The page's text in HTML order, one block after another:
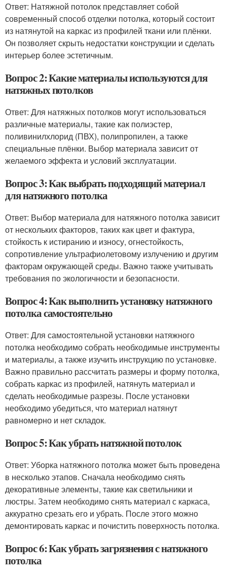
Ответ: Натяжной потолок представляет собой
современный способ отделки потолка, который состоит
из натянутой на каркас из профилей ткани или плёнки.
Он позволяет скрыть недостатки конструкции и сделать
интерьер более эстетичным.
Вопрос 2: Какие материалы используются для
натяжных потолков
Ответ: Для натяжных потолков могут использоваться
различные материалы, такие как полиэстер,
поливинилхлорид (ПВХ), полипропилен, а также
специальные плёнки. Выбор материала зависит от
желаемого эффекта и условий эксплуатации.
Вопрос 3: Как выбрать подходящий материал
для натяжного потолка
Ответ: Выбор материала для натяжного потолка зависит
от нескольких факторов, таких как цвет и фактура,
стойкость к истиранию и износу, огнестойкость,
сопротивление ультрафиолетовому излучению и другим
факторам окружающей среды. Важно также учитывать
требования по экологичности и безопасности.
Вопрос 4: Как выполнить установку натяжного
потолка самостоятельно
Ответ: Для самостоятельной установки натяжного
потолка необходимо собрать необходимые инструменты
и материалы, а также изучить инструкцию по установке.
Важно правильно рассчитать размеры и форму потолка,
собрать каркас из профилей, натянуть материал и
сделать необходимые разрезы. После установки
необходимо убедиться, что материал натянут
равномерно и нет складок.
Вопрос 5: Как убрать натяжной потолок
Ответ: Уборка натяжного потолка может быть проведена
в несколько этапов. Сначала необходимо снять
декоративные элементы, такие как светильники и
люстры. Затем необходимо снять материал с каркаса,
аккуратно срезать его и убрать. После этого можно
демонтировать каркас и почистить поверхность потолка.
Вопрос 6: Как убрать загрязнения с натяжного
потолка